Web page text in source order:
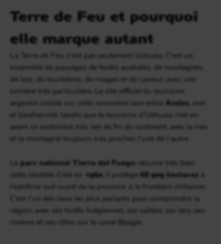
Terre de Feu et pourquoi
elle marque autant
La Terre de Feu n’est pas seulement Ushuaia. C’est un
ensemble de paysages de forêts australes, de montagnes,
de lacs, de tourbières, de rivages et de canaux, avec une
lumière très particulière. Le site officiel du tourisme
argentin insiste sur cette rencontre rare entre Andes , mer
et biodiversité, tandis que le tourisme d’Ushuaia met en
avant ce sentiment très net de fin de continent, avec la mer
et la montagne toujours très proches l’une de l’autre.
Le parc national Tierra del Fuego résume très bien
cette identité. Créé en
1960 , il protège 68 909 hectares à
l’extrême sud-ouest de la province, à la frontière chilienne.
C’est l’un des lieux les plus parlants pour comprendre la
région, avec ses forêts fuégiennes, ses vallées, ses lacs, ses
rivières et ses côtes sur le canal Beagle.